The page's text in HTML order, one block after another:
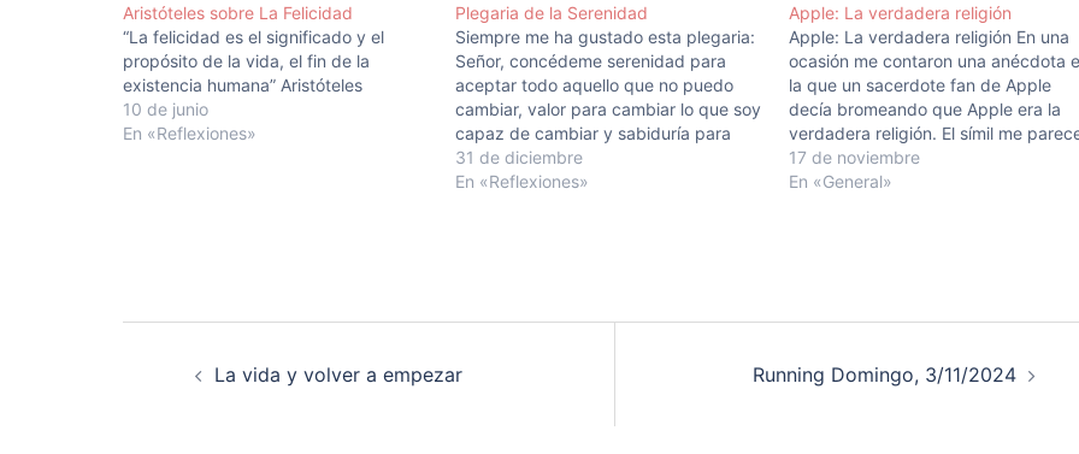
Aristóteles sobre La Felicidad
“La felicidad es el significado y el
propósito de la vida, el fin de la
existencia humana” Aristóteles
10 de junio
En «Reflexiones»
Plegaria de la Serenidad
Siempre me ha gustado esta plegaria:
Señor, concédeme serenidad para
aceptar todo aquello que no puedo
cambiar, valor para cambiar lo que soy
capaz de cambiar y sabiduría para
entender la diferencia. Reinhold
Niebuhr Hasta hoy no sabia que
31 de diciembre
En «Reflexiones»
Apple: La verdadera religión
Apple: La verdadera religión En una
ocasión me contaron una anécdota
la que un sacerdote fan de Apple
decía bromeando que Apple era la
verdadera religión. El símil me
acertado, ya que al igual que la fe es
algo difícil de explicar con palabras,
17 de noviembre
En «General»
La vida y volver a empezar Running Domingo, 3/11/2024